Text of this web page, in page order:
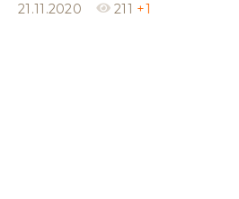
21.11.2020 211 +1